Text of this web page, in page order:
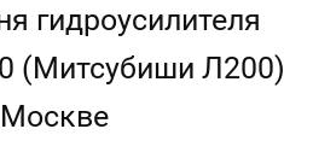
гидроусилителя
(Митсубиши Л200)